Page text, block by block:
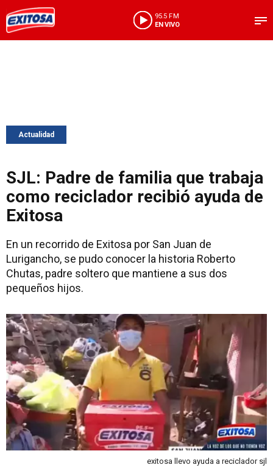
95.5 FM
EN VIVO
Actualidad
SJL: Padre de familia que trabaja
como reciclador recibió ayuda de
Exitosa
En un recorrido de Exitosa por San Juan de
Lurigancho, se pudo conocer la historia Roberto
Chutas, padre soltero que mantiene a sus dos
pequeños hijos.
exitosa llevo ayuda a reciclador sjl